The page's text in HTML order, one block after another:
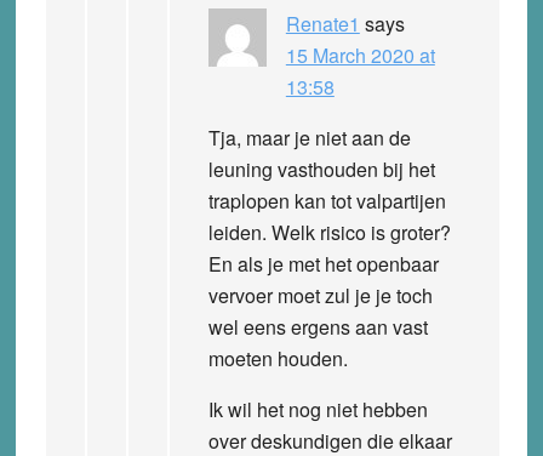
Renate1 says
15 March 2020 at
13:58
Tja, maar je niet aan de
leuning vasthouden bij het
traplopen kan tot valpartijen
leiden. Welk risico is groter?
En als je met het openbaar
vervoer moet zul je je toch
wel eens ergens aan vast
moeten houden.
Ik wil het nog niet hebben
over deskundigen die elkaar